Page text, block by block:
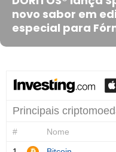
novo sabor em
especial para